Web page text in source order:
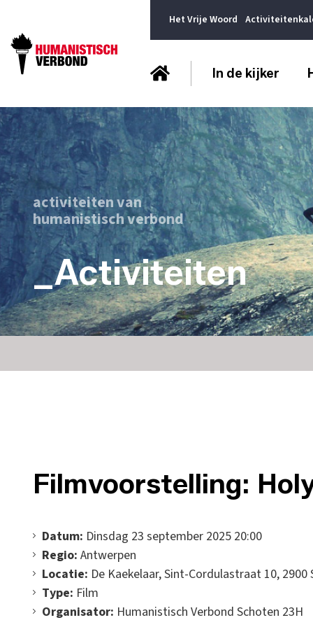
Het Vrije Woord
In de kijker
activiteiten van
humanistisch verbond
_Activiteiten
Filmvoorstelling:
Datum: Dinsdag 23 september 2025 20:00
Regio: Antwerpen
Locatie: De Kaekelaar, Sint-Cordulastraat 10, 2900
Type: Film
Organisator: Humanistisch Verbond Schoten 23H